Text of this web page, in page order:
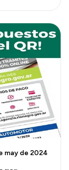
may de 2024